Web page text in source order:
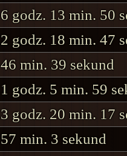
6 godz. 13 min. 50
2 godz. 18 min. 47
46 min. 39 sekund
1 godz. 5 min. 59
3 godz. 20 min. 17
57 min. 3 sekund